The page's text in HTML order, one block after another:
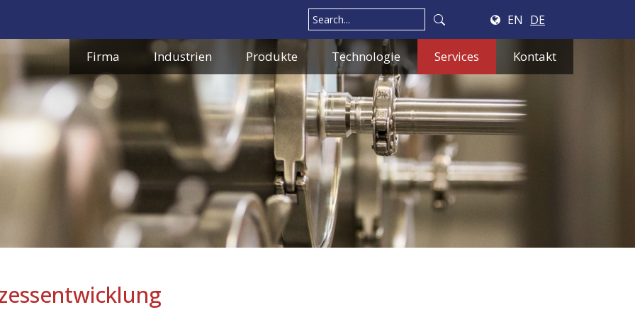
EN DE
Firma Industrien Produkte Technologie Services Kontakt